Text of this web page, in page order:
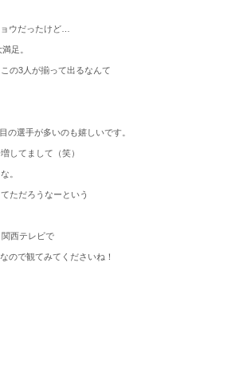
ウだったけど…
足。
の3人が揃って出るなんて
の選手が多いのも嬉しいです。
してまして（笑）
。
ただろうなーという
西テレビで
ので観てみてくださいね！